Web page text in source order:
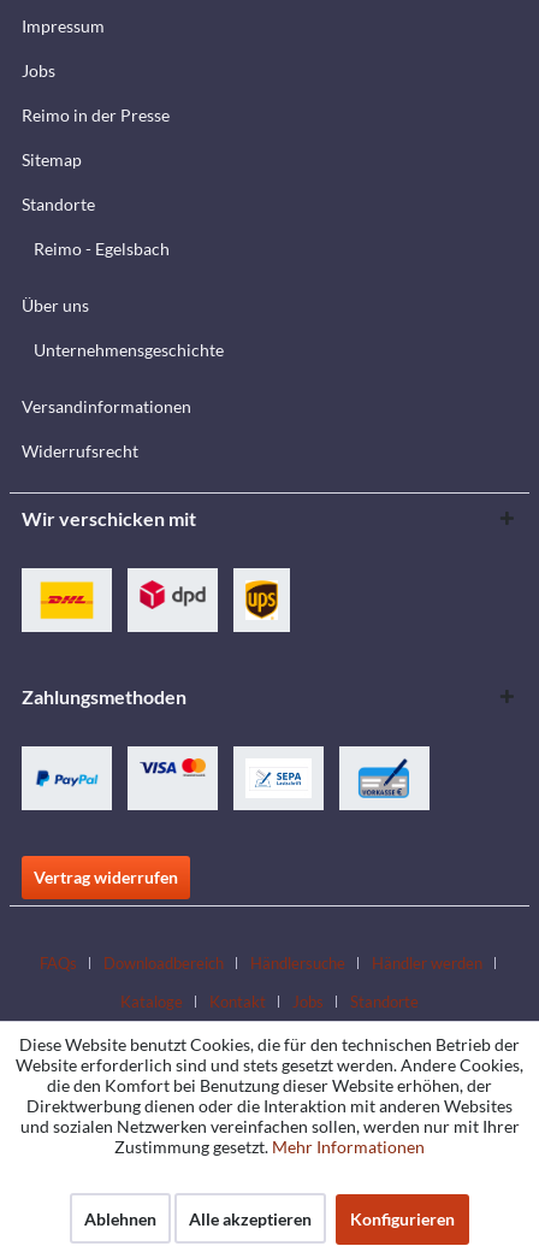
Impressum
Jobs
Reimo in der Presse
Sitemap
Standorte
Reimo - Egelsbach
Über uns
Unternehmensgeschichte
Versandinformationen
Widerrufsrecht
Wir verschicken mit
Zahlungsmethoden
Vertrag widerrufen
FAQs Downloadbereich Händlersuche
Händler werden
Kataloge
Kontakt Jobs Standorte
Diese Website benutzt Cookies, die für den technischen Betrieb der
Website erforderlich sind und stets gesetzt werden. Andere Cookies,
die den Komfort bei Benutzung dieser Website erhöhen, der
Direktwerbung dienen oder die Interaktion mit anderen Websites
und sozialen Netzwerken vereinfachen sollen, werden nur mit Ihrer
Zustimmung gesetzt. Mehr Informationen
Ablehnen Alle akzeptieren Konfigurieren